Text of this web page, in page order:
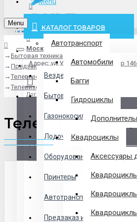
info@pxlt.ru
Москва
Адрес: ул.Угрешская дом 2, стр
Везде
Везде
Бытовая техника
Газонокосилки
Лодочные Моторы
Оборудование
Принтеры
Автотранспорт
Предзаказ из Китая
Логин
Регистрация
Закладки
0 товар(ов) - 0 р.
КАТАЛОГ ТОВАРОВ
Автотранспорт
Автомобили
Багги
Гидроциклы
Квадроциклы
Аксессуары
Menu
Бытовая техника
Предзаказ из Китая
Телевизоры
Телевизор TCL 75C935 QLED
Телевизор TCL